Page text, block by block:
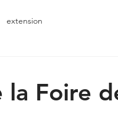
extension
la Foire